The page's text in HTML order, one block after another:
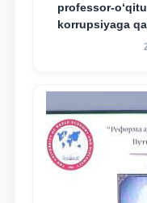
professor-
korrupsiyaga
amalga
maqsadida
nashrlarda
dayjesti